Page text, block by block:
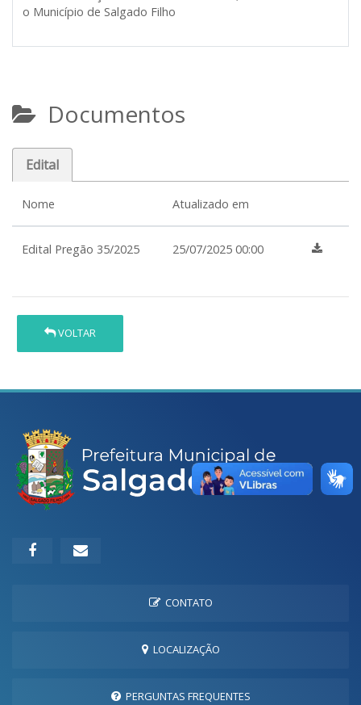
o Município de Salgado Filho
Documentos
Edital
Nome Atualizado em
Edital Pregão 35/2025 25/07/2025 00:00
VOLTAR
CONTATO
LOCALIZAÇÃO
PERGUNTAS FREQUENTES